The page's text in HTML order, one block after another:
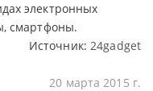
электронных
смартфоны.
Источник:24gadget
20 марта 2015 г.